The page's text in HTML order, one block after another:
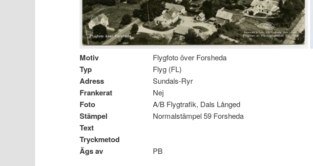
Motiv Flygfoto över Forsheda
Typ Flyg (FL)
Adress Sundals-Ryr
Frankerat
Nej
Foto
A/B Flygtrafik, Dals Långed
Stämpel Normalstämpel 59 Forsheda
Text
Tryckmetod
Ägs av PB